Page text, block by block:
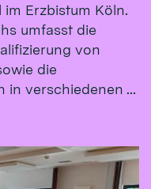
Erzbistum Köln.
umfasst die
von
die
in verschiedenen ...